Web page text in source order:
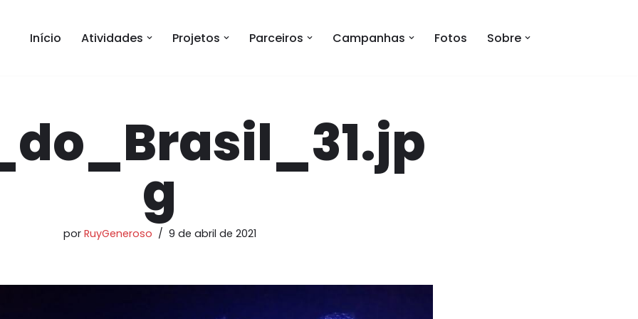
Início Atividades Projetos Parceiros Campanhas Fotos Sobre
g
por RuyGeneroso 9 de abril de 2021